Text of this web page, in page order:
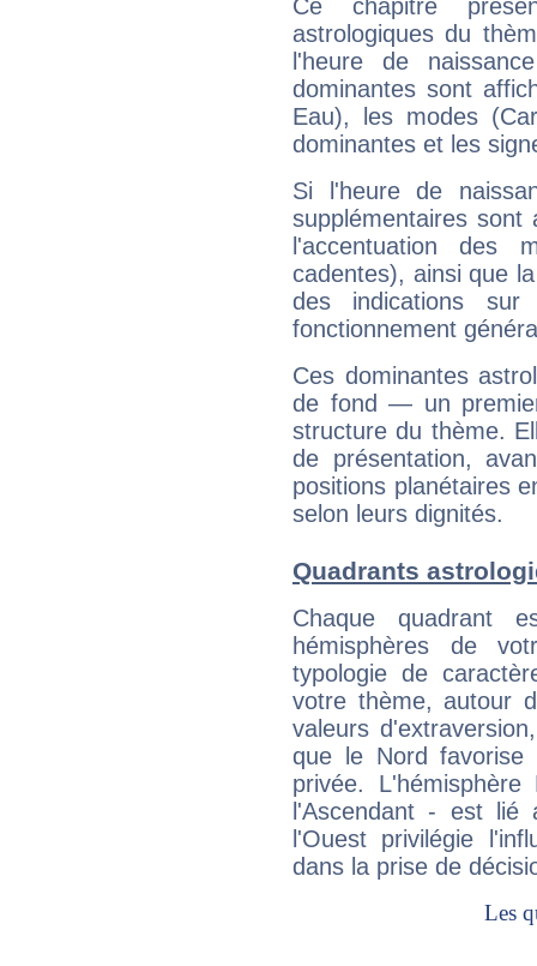
Ce chapitre
astrologiques du
l'heure de
dominantes sont
Eau), les modes
dominantes et les
Si l'heure de
supplémentaires sont
l'accentuation des
cadentes), ainsi que
des indications sur
fonctionnement
Ces dominantes
de fond — un
structure du thème.
de présentation,
positions planétaires
selon leurs dignités.
Quadrants
Chaque quadrant
hémisphères de
typologie de
votre thème, autour
valeurs
que le Nord favorise
privée.
l'Ascendant - est
l'Ouest privilégie
dans la prise de